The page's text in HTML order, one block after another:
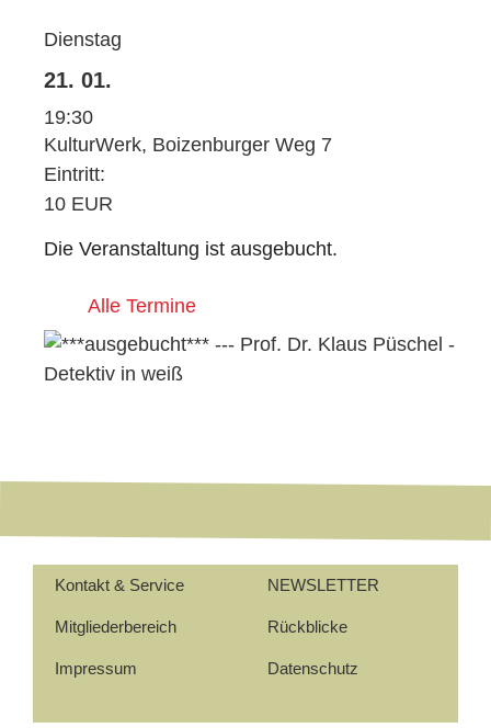
Dienstag
21. 01.
19:30
KulturWerk, Boizenburger Weg 7
Eintritt:
10 EUR
Die Veranstaltung ist ausgebucht.
Alle Termine
Kontakt & Service NEWSLETTER
Mitgliederbereich Rückblicke
Impressum Datenschutz